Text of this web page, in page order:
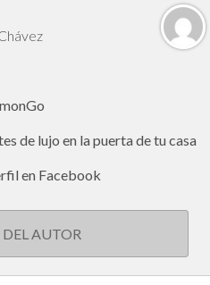
de lujo en la puerta de tu casa
en Facebook
AUTOR